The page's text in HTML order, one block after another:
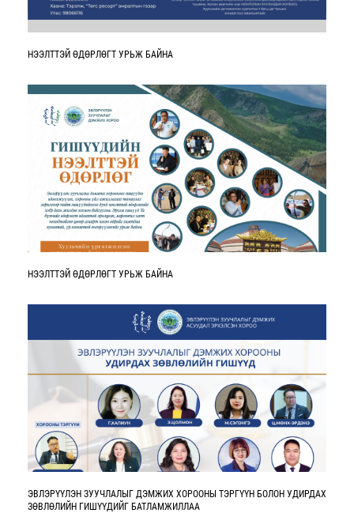
НЭЭЛТТЭЙ ӨДӨРЛӨГТ УРЬЖ БАЙНА
НЭЭЛТТЭЙ ӨДӨРЛӨГТ УРЬЖ БАЙНА
ЭВЛЭРҮҮЛЭН ЗУУЧЛАЛЫГ ДЭМЖИХ ХОРООНЫ ТЭРГҮҮН БОЛОН УДИРДАХ
ЗӨВЛӨЛИЙН ГИШҮҮДИЙГ БАТЛАМЖИЛЛАА